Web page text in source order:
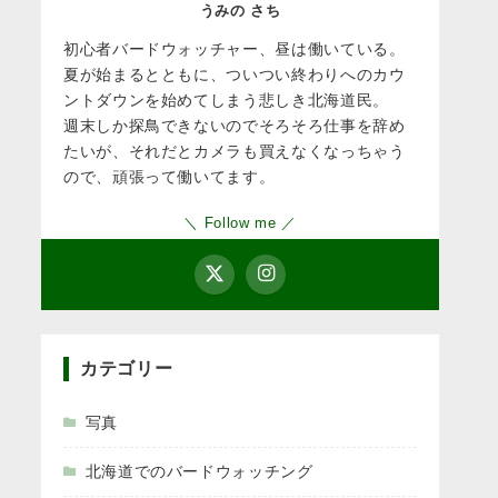
うみの さち
初心者バードウォッチャー、昼は働いている。
夏が始まるとともに、ついつい終わりへのカウ
ントダウンを始めてしまう悲しき北海道民。
週末しか探鳥できないのでそろそろ仕事を辞め
たいが、それだとカメラも買えなくなっちゃう
ので、頑張って働いてます。
＼ Follow me ／
カテゴリー
写真
北海道でのバードウォッチング